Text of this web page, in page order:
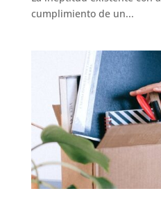
cumplimiento de un...